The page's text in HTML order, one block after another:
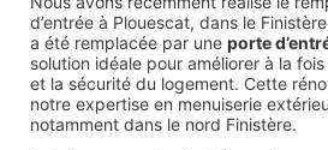
d’entrée à Plouescat, dans le
a été remplacée par une porte
solution idéale pour améliorer à la fois
et la sécurité du logement. Cette
notre expertise en menuiserie
notamment dans le nord Finistère.